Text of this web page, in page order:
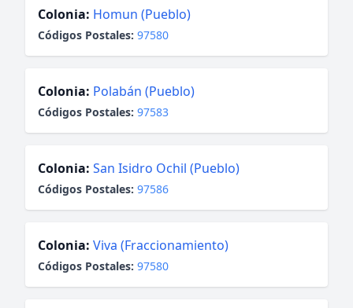
Colonia: Homun (Pueblo)
Códigos Postales: 97580
Colonia: Polabán (Pueblo)
Códigos Postales: 97583
Colonia: San Isidro Ochil (Pueblo)
Códigos Postales: 97586
Colonia: Viva (Fraccionamiento)
Códigos Postales: 97580